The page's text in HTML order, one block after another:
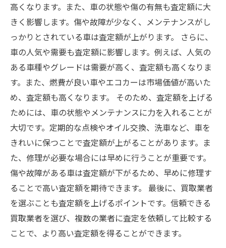
高くなります。また、車の状態や傷の有無も査定額に大
きく影響します。傷や故障が少なく、メンテナンスがし
っかりとされている車は査定額が上がります。 さらに、
車の人気や需要も査定額に影響します。例えば、人気の
ある車種やグレードは需要が高く、査定額も高くなりま
す。また、燃費が良い車やエコカーは市場価値が高いた
め、査定額も高くなります。 そのため、査定額を上げる
ためには、車の状態やメンテナンスに力を入れることが
大切です。定期的な点検やオイル交換、洗車など、車を
きれいに保つことで査定額が上がることがあります。ま
た、修理が必要な場合には早めに行うことが重要です。
傷や故障がある車は査定額が下がるため、早めに修理す
ることで高い査定額を期待できます。 最後に、買取業者
を選ぶことも査定額を上げるポイントです。信頼できる
買取業者を選び、複数の業者に査定を依頼して比較する
ことで、より高い査定額を得ることができます。